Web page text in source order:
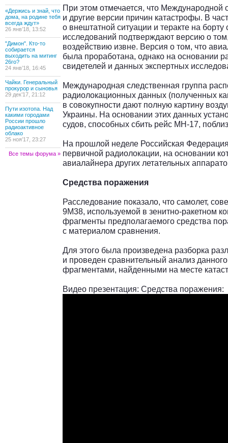
«Держись и знай, что
дома, на родине тебя
всегда ждут»
26 янв’18, 13:52
"Димон". Кто-то
собирается
выходить на митинг
26го?
24 янв’18, 16:45
Чайки. Генеральный
прокурор и сыновья
29 дек’17, 21:12
Пути изотопа. Над
какими городами
России прошло
радиоактивное
облако
25 ноя’17, 23:27
Все темы форума »
При этом отмечается, что
и другие версии причин катастрофы. В
о внештатной ситуации и теракте на
исследований подтверждают версию о
воздействию извне. Версия о том, что
была проработана, однако на основании
свидетелей и данных экспертных
Международная следственная группа
радиолокационных данных (полученных
в совокупности дают полную картину
Украины. На основании этих данных
судов, способных сбить рейс МН-17,
На прошлой неделе Российская
первичной радиолокации, на основании
авиалайнера других летательных
Средства поражения
Расследование показало, что самолет,
9М38, используемой в зенитно-ракетном
фрагменты предполагаемого средства
с материалом сравнения.
Для этого была произведена разборка
и проведен сравнительный анализ
фрагментами, найденными на месте
Видео презентация: Средства поражения: